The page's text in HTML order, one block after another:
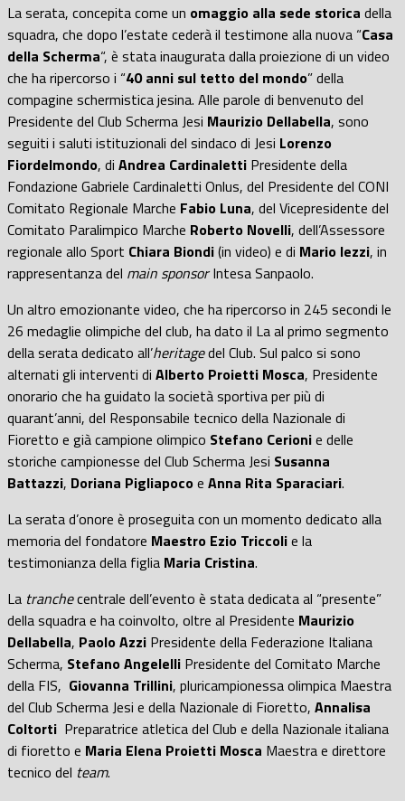
La serata, concepita come un omaggio alla sede storica della
squadra, che dopo l’estate cederà il testimone alla nuova “Casa
della Scherma“, è stata inaugurata dalla proiezione di un video
che ha ripercorso i “40 anni sul tetto del mondo” della
compagine schermistica jesina. Alle parole di benvenuto del
Presidente del Club Scherma Jesi Maurizio Dellabella, sono
seguiti i saluti istituzionali del sindaco di Jesi Lorenzo
Fiordelmondo, di Andrea Cardinaletti Presidente della
Fondazione Gabriele Cardinaletti Onlus, del Presidente del CONI
Comitato Regionale Marche Fabio Luna, del Vicepresidente del
Comitato Paralimpico Marche Roberto Novelli, dell’Assessore
regionale allo Sport Chiara Biondi(in video) e di Mario Iezzi, in
rappresentanza del main sponsorIntesa Sanpaolo.
Un altro emozionante video, che ha ripercorso in 245 secondi le
26 medaglie olimpiche del club, ha dato il La al primo segmento
della serata dedicato all’heritagedel Club. Sul palco si sono
alternati gli interventi di Alberto Proietti Mosca, Presidente
onorario che ha guidato la società sportiva per più di
quarant’anni, del Responsabile tecnico della Nazionale di
Fioretto e già campione olimpico Stefano Cerionie delle
storiche campionesse del Club Scherma Jesi Susanna
Battazzi, Doriana Pigliapocoe Anna Rita Sparaciari.
La serata d’onore è proseguita con un momento dedicato alla
memoria del fondatore Maestro Ezio Triccolie la
testimonianza della figlia Maria Cristina.
La tranchecentrale dell’evento è stata dedicata al “presente”
della squadra e ha coinvolto, oltre al Presidente Maurizio
Dellabella, Paolo Azzi Presidente della Federazione Italiana
Scherma, Stefano Angelelli Presidente del Comitato Marche
della FIS, Giovanna Trillini, pluricampionessa olimpica Maestra
del Club Scherma Jesi e della Nazionale di Fioretto, Annalisa
Coltorti Preparatrice atletica del Club e della Nazionale italiana
di fioretto e Maria Elena Proietti Mosca Maestra e direttore
tecnico del team.